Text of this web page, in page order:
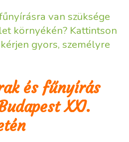
van szüksége
környékén? Kattintson
gyors, személyre
és fűnyírás
XXI.